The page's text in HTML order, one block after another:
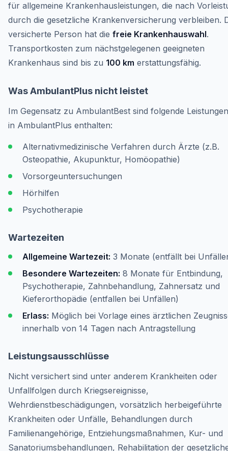
für allgemeine Krankenhausleistungen, die nach
durch die gesetzliche Krankenversicherung verbleiben.
versicherte Person hat die freie Krankenhauswahl.
Transportkosten zum nächstgelegenen geeigneten
Krankenhaus sind bis zu 100 km erstattungsfähig.
Was AmbulantPlus nicht leistet
Im Gegensatz zu AmbulantBest sind folgende
in AmbulantPlus enthalten:
Alternativmedizinische Verfahren durch Ärzte (z.B.
Osteopathie, Akupunktur, Homöopathie)
Vorsorgeuntersuchungen
Hörhilfen
Psychotherapie
Wartezeiten
Allgemeine Wartezeit: 3 Monate (entfällt bei
Besondere Wartezeiten: 8 Monate für Entbindung,
Psychotherapie, Zahnbehandlung, Zahnersatz und
Kieferorthopädie (entfallen bei Unfällen)
Erlass: Möglich bei Vorlage eines ärztlichen
innerhalb von 14 Tagen nach Antragstellung
Leistungsausschlüsse
Nicht versichert sind unter anderem Krankheiten oder
Unfallfolgen durch Kriegsereignisse,
Wehrdienstbeschädigungen, vorsätzlich herbeigeführte
Krankheiten oder Unfälle, Behandlungen durch
Familienangehörige, Entziehungsmaßnahmen, Kur- und
Sanatoriumsbehandlungen, Rehabilitation der